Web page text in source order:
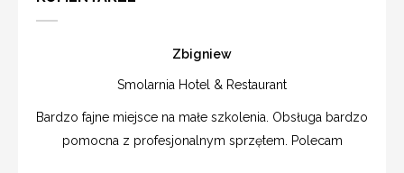
Zbigniew
Smolarnia Hotel & Restaurant
Bardzo fajne miejsce na małe szkolenia. Obsługa bardzo
pomocna z profesjonalnym sprzętem. Polecam